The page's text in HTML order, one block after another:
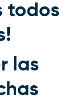
todos
las